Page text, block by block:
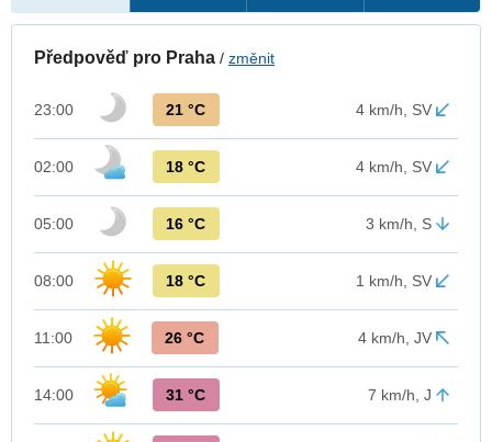
Předpověď pro Praha / změnit
23:00 21 °C 4 km/h, SV
02:00 18 °C 4 km/h, SV
05:00 16 °C 3 km/h, S
08:00 18 °C 1 km/h, SV
11:00 26 °C 4 km/h, JV
14:00 31 °C 7 km/h, J